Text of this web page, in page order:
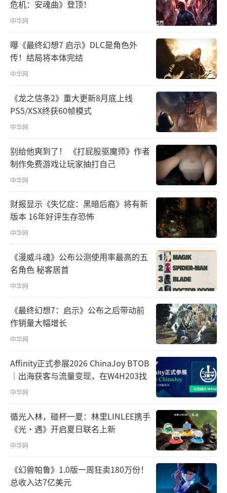
危机：安魂曲》登顶！
中华网
曝《最终幻想7 启示》DLC是角色外
传！结局将本体完结
中华网
《龙之信条2》重大更新8月底上线
PS5/XSX终获60帧模式
中华网
别给他爽到了！ 《打屁股驱魔师》作者
制作免费游戏让玩家抽打自己
中华网
财报显示《失忆症：黑暗后裔》将有新
版本 16年好评生存恐怖
中华网
《漫威斗魂》公布公测使用率最高的五
名角色 秘客居首
中华网
《最终幻想7：启示》公布之后带动前
作销量大幅增长
中华网
Affinity正式参展2026 ChinaJoy BTOB
｜出海获客与流量变现，在W4H203找
中华网
循光入林，碰杯一夏：林里LINLEE携手
《光·遇》开启夏日联名上新
中华网
《幻兽帕鲁》1.0版一周狂卖180万份！
总收入达7亿美元